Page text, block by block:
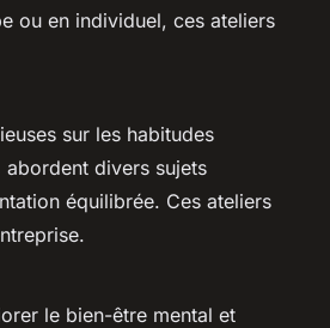
ou en individuel, ces ateliers
sur les habitudes
abordent divers sujets
équilibrée. Ces ateliers
le bien-être mental et